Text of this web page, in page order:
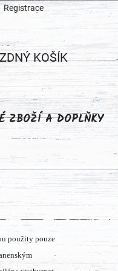
Registrace
KOŠÍK
ZBOŽÍ A DOPLŇKY
použity pouze